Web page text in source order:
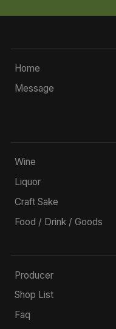
Home
Message
Wine
Liquor
Craft Sake
Food / Drink / Goods
Producer
Shop List
Faq